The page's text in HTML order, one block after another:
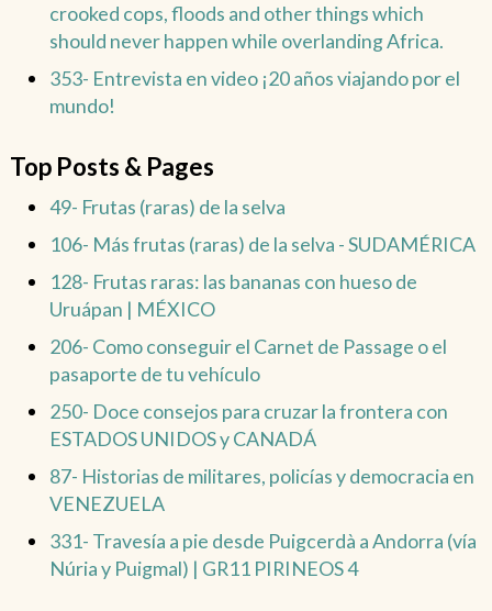
crooked cops, floods and other things which
should never happen while overlanding Africa.
353- Entrevista en video ¡20 años viajando por el
mundo!
Top Posts & Pages
49- Frutas (raras) de la selva
106- Más frutas (raras) de la selva - SUDAMÉRICA
128- Frutas raras: las bananas con hueso de
Uruápan | MÉXICO
206- Como conseguir el Carnet de Passage o el
pasaporte de tu vehículo
250- Doce consejos para cruzar la frontera con
ESTADOS UNIDOS y CANADÁ
87- Historias de militares, policías y democracia en
VENEZUELA
331- Travesía a pie desde Puigcerdà a Andorra (vía
Núria y Puigmal) | GR11 PIRINEOS 4